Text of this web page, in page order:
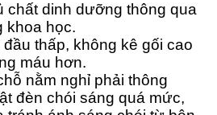
chất dinh dưỡng thông qua
khoa học.
thấp, không kê gối cao
máu hơn.
nằm nghỉ phải thông
đèn chói sáng quá mức,